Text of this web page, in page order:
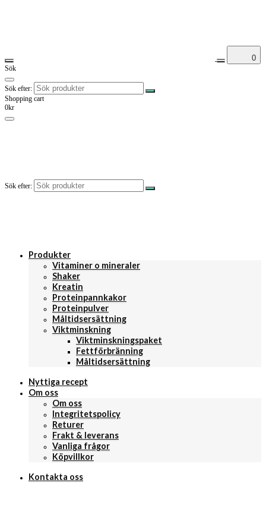
0
Sök
Sök efter:
Shopping cart
0kr
Sök efter:
Produkter
Vitaminer o mineraler
Shaker
Kreatin
Proteinpannkakor
Proteinpulver
Måltidsersättning
Viktminskning
Viktminskningspaket
Fettförbränning
Måltidsersättning
Nyttiga recept
Om oss
Om oss
Integritetspolicy
Returer
Frakt & leverans
Vanliga frågor
Köpvillkor
Kontakta oss